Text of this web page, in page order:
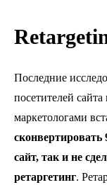
Последние
посетителей
маркетологами
сайт, так и не
ретаргетинг.